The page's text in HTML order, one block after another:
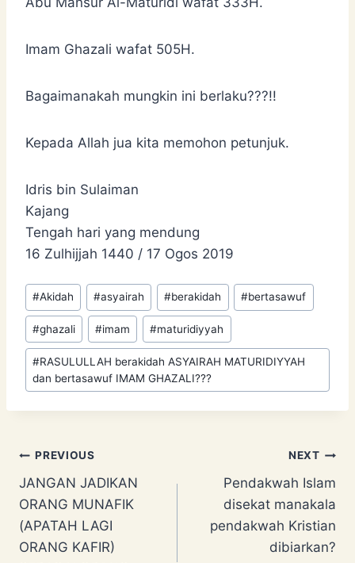
Imam Ghazali wafat 505H.
Bagaimanakah mungkin ini berlaku???!!
Kepada Allah jua kita memohon petunjuk.
Idris bin Sulaiman
Kajang
Tengah hari yang mendung
16 Zulhijjah 1440 / 17 Ogos 2019
Post
Tags:
#Akidah #asyairah #berakidah #bertasawuf
#ghazali #imam #maturidiyyah
#RASULULLAH berakidah ASYAIRAH MATURIDIYYAH
dan bertasawuf IMAM GHAZALI???
Post
navigation
PREVIOUS
JANGAN JADIKAN
ORANG MUNAFIK
(APATAH LAGI
ORANG KAFIR)
NEXT
Pendakwah Islam
disekat manakala
pendakwah Kristian
dibiarkan?